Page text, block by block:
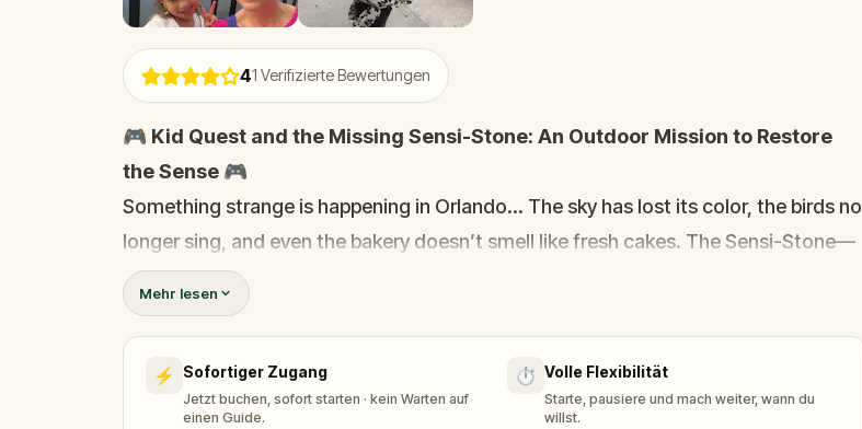
41 Verifizierte Bewertungen
🎮 Kid Quest and the Missing Sensi-Stone: An Outdoor Mission to Restore
the Sense 🎮
Something strange is happening in Orlando... The sky has lost its color, the birds no
longer sing, and even the bakery doesn’t smell like fresh cakes. The Sensi-Stone—
source of all sight, sound, smell, taste, and touch—has vanished!
When Robert receives a call from the Hug-A-Com, he transforms into
and assembles his trusted team:
must track down the missing stone and return it to its rightful place in the town
square.
Mehr lesen
⚡ Sofortiger Zugang
Jetzt buchen, sofort starten · kein Warten auf
einen Guide.
⏱️ Volle Flexibilität
Starte, pausiere und mach weiter, wann du
willst.